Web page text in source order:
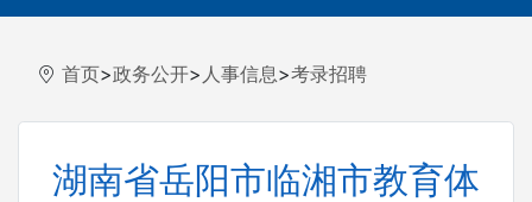
首页>政务公开> 人事信息>考录招聘
湖南省岳阳市临湘市教育体